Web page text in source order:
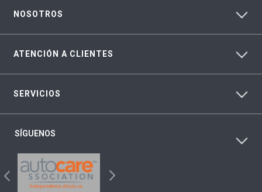
NOSOTROS
ATENCIÓN A CLIENTES
SERVICIOS
SÍGUENOS